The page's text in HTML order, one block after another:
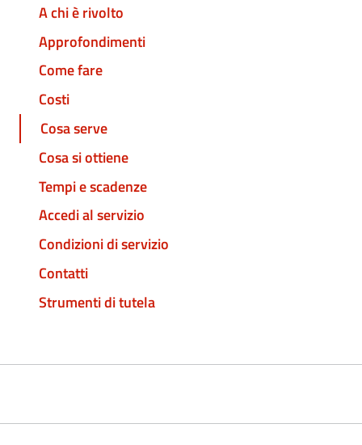
A chi è rivolto
Approfondimenti
Come fare
Costi
Cosa serve
Cosa si ottiene
Tempi e scadenze
Accedi al servizio
Condizioni di servizio
Contatti
Strumenti di tutela